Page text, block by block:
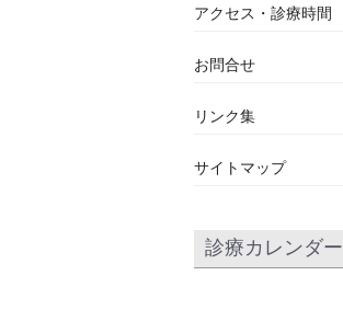
アクセス・診療時間
お問合せ
リンク集
サイトマップ
診療カレンダー